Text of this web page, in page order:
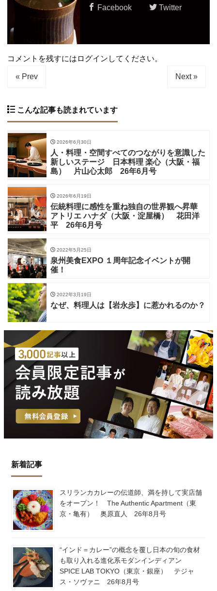
Facebook Twitter
コメントを残すにはログインしてください。
« Prev Next »
こんな記事も読まれています
2026年6月30日
人・料理・空間すべてのつながりを意識した
新しいステージ 日本料理 楽心（大阪・福
島） 片山心太郎 26年6月号
2026年6月19日
伝統料理に感性を重ね独自の世界観へ昇華
アトリエ ハナダ（大阪・淀屋橋） 花田洋
平 26年6月号
2022年5月25日
泉州美食EXPO １周年記念イベントが開
催！
2022年3月19日
なぜ、料理人は【岩永歩】に惹かれるのか？
新着記事
スリランカカレーの伝道師、満を持して実店舗
をオープン！ The Authentic Apartment（東
京・亀有） 奥原直人 26年8月号
“インド＝カレー”の概念を覆し日本の旬の食材
も取り入れる進化系モダンインディアン
SPICE LAB TOKYO（東京・銀座） テジャ
ス・ソヴァニ 26年8月号